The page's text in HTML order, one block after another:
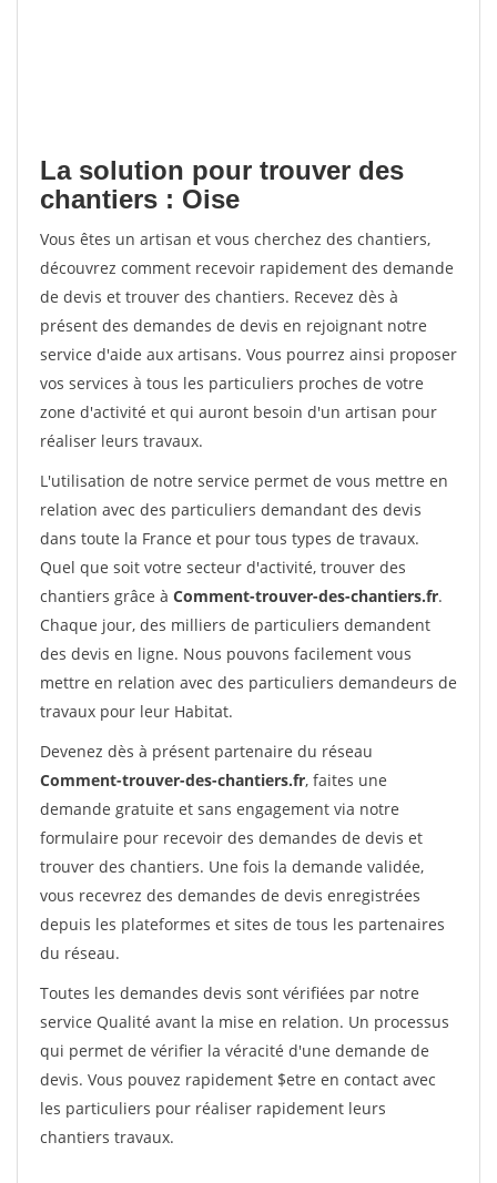
La solution pour trouver des
chantiers : Oise
Vous êtes un artisan et vous cherchez des chantiers,
découvrez comment recevoir rapidement des demande
de devis et trouver des chantiers. Recevez dès à
présent des demandes de devis en rejoignant notre
service d'aide aux artisans. Vous pourrez ainsi proposer
vos services à tous les particuliers proches de votre
zone d'activité et qui auront besoin d'un artisan pour
réaliser leurs travaux.
L'utilisation de notre service permet de vous mettre en
relation avec des particuliers demandant des devis
dans toute la France et pour tous types de travaux.
Quel que soit votre secteur d'activité, trouver des
chantiers grâce à Comment-trouver-des-chantiers.fr.
Chaque jour, des milliers de particuliers demandent
des devis en ligne. Nous pouvons facilement vous
mettre en relation avec des particuliers demandeurs de
travaux pour leur Habitat.
Devenez dès à présent partenaire du réseau
Comment-trouver-des-chantiers.fr, faites une
demande gratuite et sans engagement via notre
formulaire pour recevoir des demandes de devis et
trouver des chantiers. Une fois la demande validée,
vous recevrez des demandes de devis enregistrées
depuis les plateformes et sites de tous les partenaires
du réseau.
Toutes les demandes devis sont vérifiées par notre
service Qualité avant la mise en relation. Un processus
qui permet de vérifier la véracité d'une demande de
devis. Vous pouvez rapidement $etre en contact avec
les particuliers pour réaliser rapidement leurs
chantiers travaux.